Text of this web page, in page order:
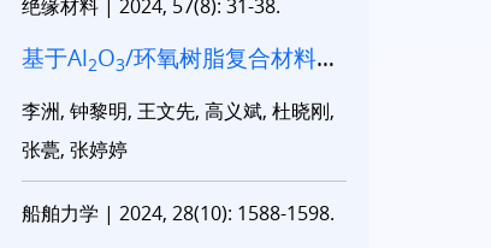
绝缘材料 | 2024, 57(8): 31-38.
基于Al2O3/环氧树脂复合材料的
效断裂机制研究
李洲, 钟黎明, 王文先, 高义斌, 杜晓刚,
张甍, 张婷婷
船舶力学 | 2024, 28(10): 1588-1598.